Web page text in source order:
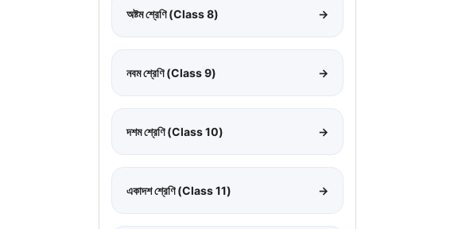
অষ্টম শ্রেণি (Class 8) →
নবম শ্রেণি (Class 9) →
দশম শ্রেণি (Class 10) →
একাদশ শ্রেণি (Class 11) →